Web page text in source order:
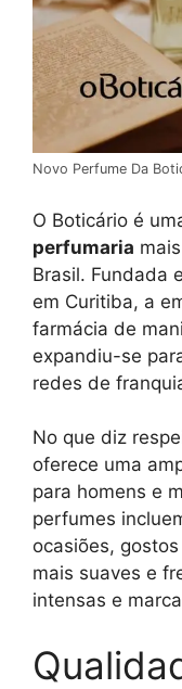
Novo Perfume Da
O Boticário é
perfumaria
Brasil. Fundada
em Curitiba, a
farmácia de
expandiu-se
redes de
No que diz
oferece uma
para homens e
perfumes
ocasiões,
mais suaves e
intensas e